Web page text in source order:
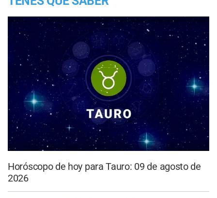
Horóscopo de hoy para Tauro: 09 de agosto de
2026